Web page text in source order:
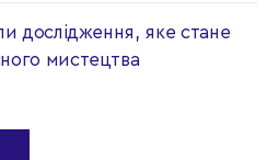
дослідження, яке стане
мистецтва